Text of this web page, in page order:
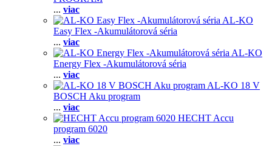
... viac
AL-KO
Easy Flex -Akumulátorová séria
... viac
AL-KO
Energy Flex -Akumulátorová séria
... viac
AL-KO 18 V
BOSCH Aku program
... viac
HECHT Accu
program 6020
... viac